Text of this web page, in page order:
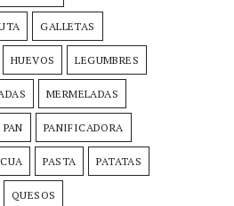
GALLETAS
HUEVOS LEGUMBRES
MERMELADAS
PAN PANIFICADORA
PASTA PATATAS
QUESOS